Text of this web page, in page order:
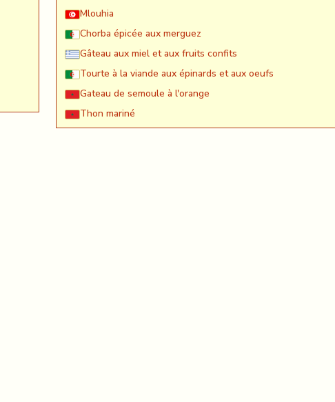
Mlouhia
Chorba épicée aux merguez
Gâteau aux miel et aux fruits confits
Tourte à la viande aux épinards et aux oeufs
Gateau de semoule à l'orange
Thon mariné